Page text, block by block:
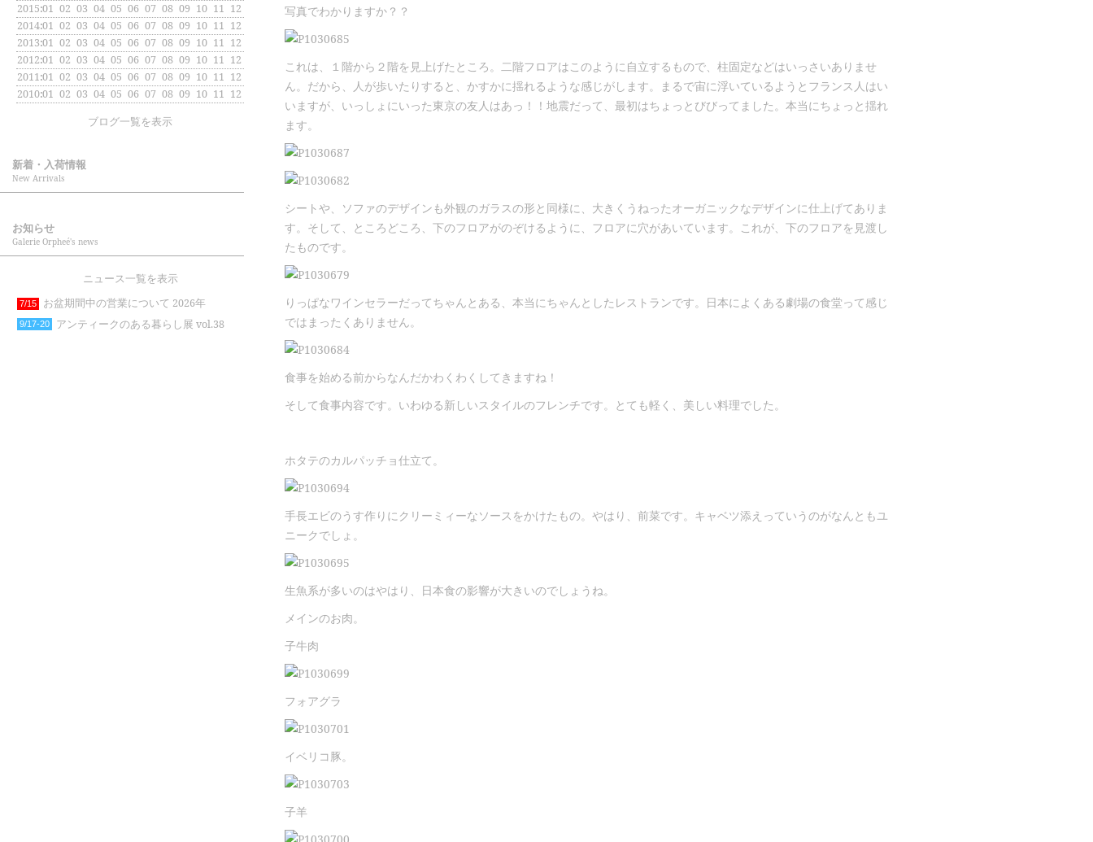
2015:01 02 03 04 05 06 07 08 09 10 11 12
2014:01 02 03 04 05 06 07 08 09 10 11 12
2013:01 02 03 04 05 06 07 08 09 10 11 12
2012:01 02 03 04 05 06 07 08 09 10 11 12
2011:01 02 03 04 05 06 07 08 09 10 11 12
2010:01 02 03 04 05 06 07 08 09 10 11 12
ブログ一覧を表示
新着・入荷情報
New Arrivals
お知らせ
Galerie Orpheé's news
ニュース一覧を表示
7/15 お盆期間中の営業について 2026年
9/17-20 アンティークのある暮らし展 vol.38
写真でわかりますか？？
これは、１階から２階を見上げたところ。二階フロアはこのように自立するもので、柱固定などはいっさいありませ
ん。だから、人が歩いたりすると、かすかに揺れるような感じがします。まるで宙に浮いているようとフランス人はい
いますが、いっしょにいった東京の友人はあっ！！地震だって、最初はちょっとびびってました。本当にちょっと揺れ
ます。
シートや、ソファのデザインも外観のガラスの形と同様に、大きくうねったオーガニックなデザインに仕上げてありま
す。そして、ところどころ、下のフロアがのぞけるように、フロアに穴があいています。これが、下のフロアを見渡し
たものです。
りっぱなワインセラーだってちゃんとある、本当にちゃんとしたレストランです。日本によくある劇場の食堂って感じ
ではまったくありません。
食事を始める前からなんだかわくわくしてきますね！
そして食事内容です。いわゆる新しいスタイルのフレンチです。とても軽く、美しい料理でした。
ホタテのカルパッチョ仕立て。
手長エビのうす作りにクリーミィーなソースをかけたもの。やはり、前菜です。キャベツ添えっていうのがなんともユ
ニークでしょ。
生魚系が多いのはやはり、日本食の影響が大きいのでしょうね。
メインのお肉。
子牛肉
フォアグラ
イベリコ豚。
子羊